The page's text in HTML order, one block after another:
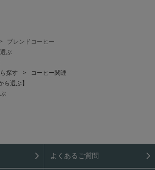
ブレンドコーヒー
ぶ
探す >
コーヒー関連
ら選ぶ】
よくあるご質問